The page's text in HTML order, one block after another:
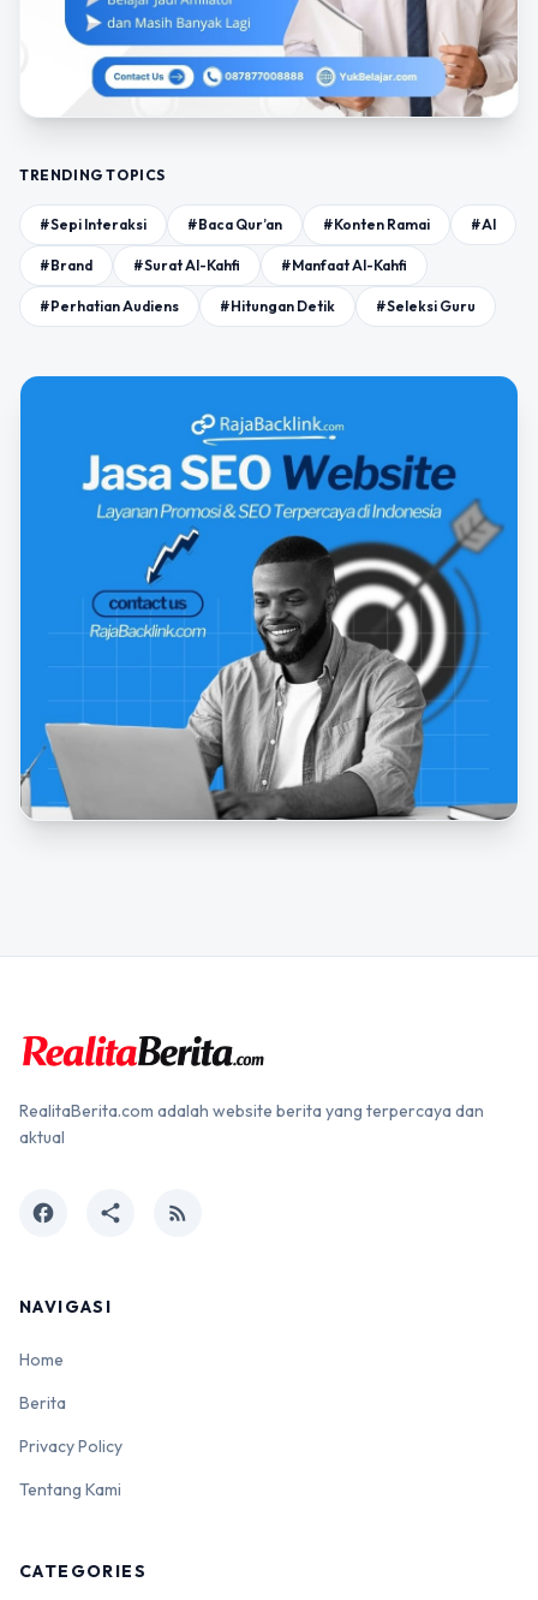
TRENDING TOPICS
#Sepi Interaksi #Baca Qur’an #Konten Ramai #AI
#Brand #Surat Al-Kahfi #Manfaat Al-Kahfi
#Perhatian Audiens #Hitungan Detik #Seleksi Guru
RealitaBerita.com adalah website berita yang terpercaya dan
aktual
facebook share rss_feed
NAVIGASI
Home
Berita
Privacy Policy
Tentang Kami
CATEGORIES